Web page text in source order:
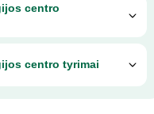
centro
centro tyrimai